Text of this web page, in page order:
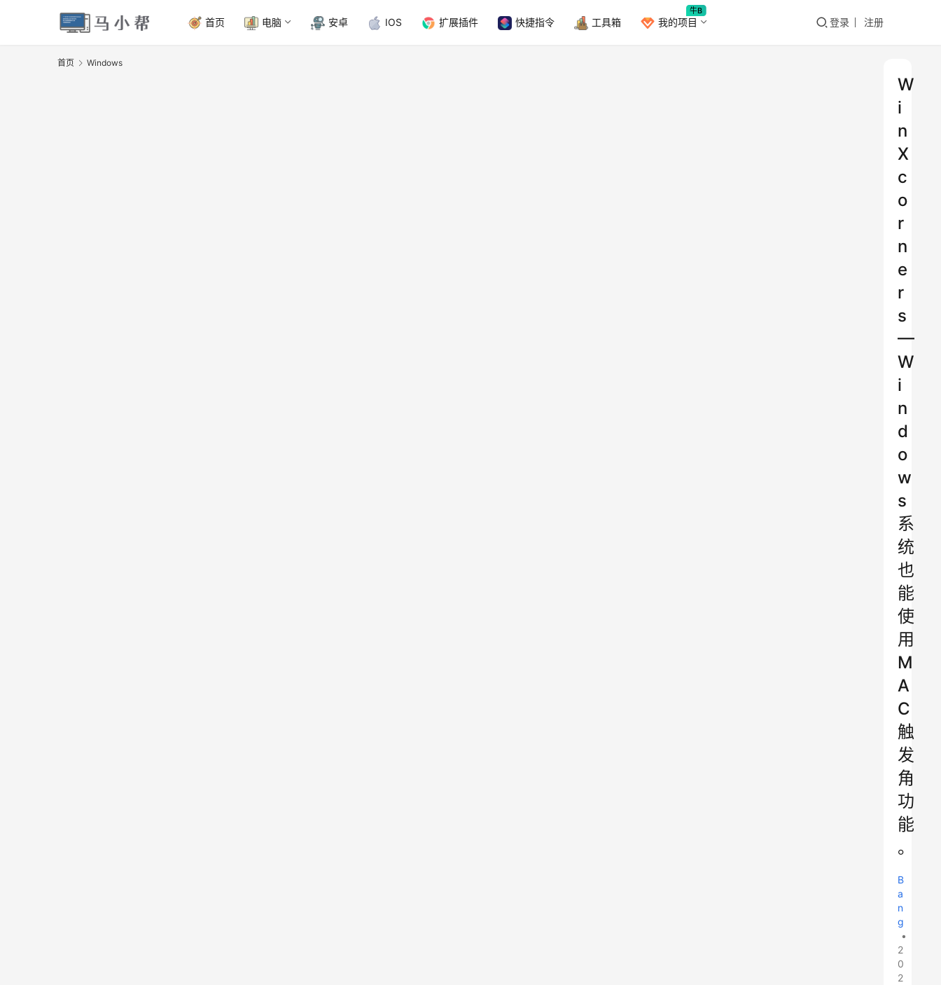
首页 电脑 安卓 IOS 扩展插件 快捷指令 工具箱 我的项目
牛B
登录 注册
首页 Windows
W
i
n
X
c
o
r
n
e
r
s
—
W
i
n
d
o
w
s
系
统
也
能
使
用
M
A
C
触
发
角
功
能
。
B
a
n
g
•
2
0
2